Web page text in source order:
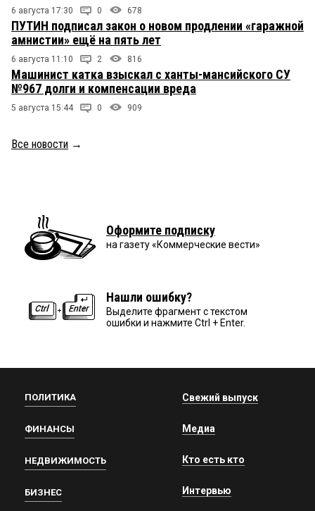
6 августа 17:30 0 678
ПУТИН подписал закон о новом продлении «гаражной
амнистии» ещё на пять лет
6 августа 11:10 2 816
Машинист катка взыскал с ханты-мансийского СУ
№967 долги и компенсации вреда
5 августа 15:44 0 909
Все новости →
Оформите подписку
на газету «Коммерческие вести»
Нашли ошибку?
Выделите фрагмент с текстом
ошибки и нажмите Ctrl + Enter.
ПОЛИТИКА
ФИНАНСЫ
НЕДВИЖИМОСТЬ
БИЗНЕС
Свежий выпуск
Медиа
Кто есть кто
Интервью